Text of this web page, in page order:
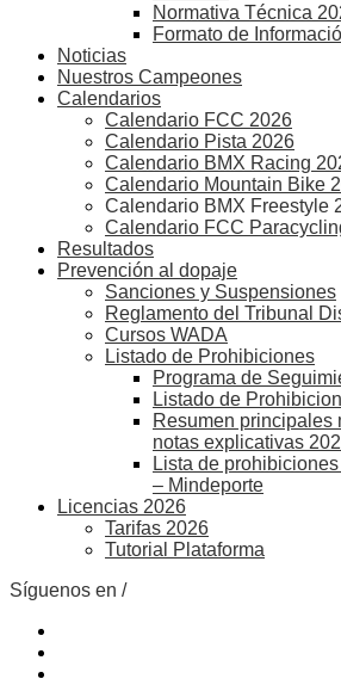
Normativa Técnica
Formato de
Noticias
Nuestros Campeones
Calendarios
Calendario FCC 2026
Calendario Pista 2026
Calendario BMX Racing
Calendario Mountain Bike
Calendario BMX Freestyle
Calendario FCC
Resultados
Prevención al dopaje
Sanciones y Suspensiones
Reglamento del Tribunal
Cursos WADA
Listado de Prohibiciones
Programa de
Listado de
Resumen principales
notas explicativas
Lista de
– Mindeporte
Licencias 2026
Tarifas 2026
Tutorial Plataforma
Síguenos en /